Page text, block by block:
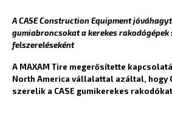
A CASE Construction Equipment
gumiabroncsokat a kerekes
felszereléseként
A MAXAM Tire megerősítette
North America vállalattal azáltal, hogy
szerelik a CASE gumikerekes